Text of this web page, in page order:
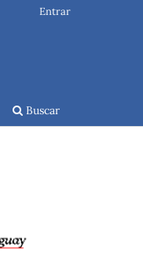
Buscar
Entrar